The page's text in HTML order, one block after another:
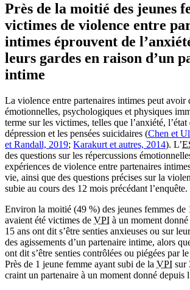
Près de la moitié des jeunes
victimes de violence entre
intimes éprouvent de
leurs gardes en raison d’un
intime
La violence entre partenaires intimes peut avoir
émotionnelles, psychologiques et physiques
terme sur les victimes, telles que l’anxiété,
dépression et les pensées suicidaires (Chen et
et Randall, 2019; Karakurt et autres, 2014). L’
des questions sur les répercussions
expériences de violence entre partenaires
vie, ainsi que des questions précises sur la
subie au cours des 12 mois précédant l’enquête.
Environ la moitié (49 %) des jeunes femmes de
avaient été victimes de VPI à un moment donné
15 ans ont dit s’être senties anxieuses ou sur
des agissements d’un partenaire intime, alors
ont dit s’être senties contrôlées ou piégées par
Près de 1 jeune femme ayant subi de la VPI sur
craint un partenaire à un moment donné depuis